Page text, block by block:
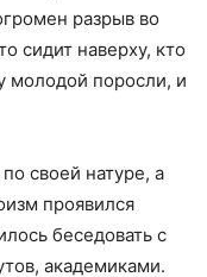
разрыв во
сидит наверху, кто
молодой поросли, и
своей натуре, а
проявился
беседовать с
академиками.